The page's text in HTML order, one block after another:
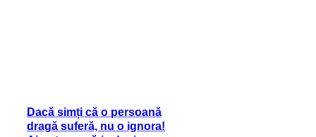
Dacă simți că o persoană
dragă suferă, nu o ignora!